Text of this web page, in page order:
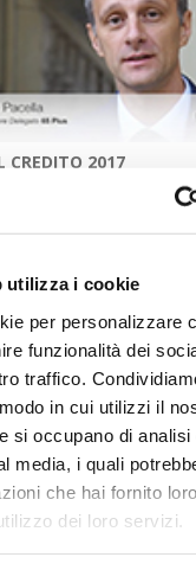
utilizza i cookie
per personalizzare
funzionalità dei
traffico.
in cui utilizzi il
si occupano di analisi
media, i quali
che hai fornito
dei loro servizi.
CREDITO 2017
entra in
il prestito
e Maddalena Libertini -